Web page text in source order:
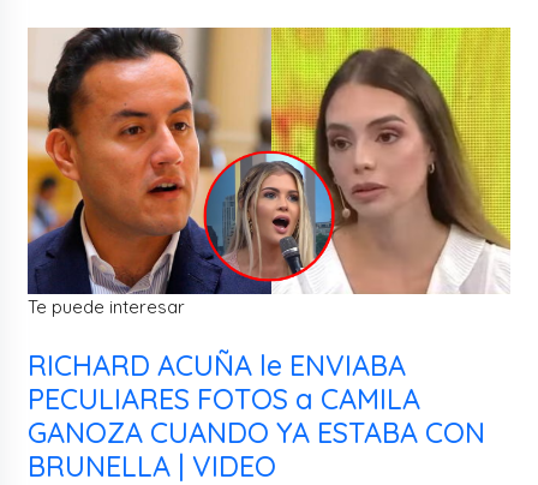
Te puede interesar
RICHARD ACUÑA le ENVIABA
PECULIARES FOTOS a CAMILA
GANOZA CUANDO YA ESTABA CON
BRUNELLA | VIDEO